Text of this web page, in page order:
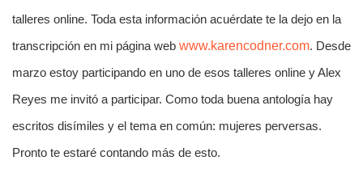
talleres online. Toda esta información acuérdate te la dejo en la
transcripción en mi página web www.karencodner.com. Desde
marzo estoy participando en uno de esos talleres online y Alex
Reyes me invitó a participar. Como toda buena antología hay
escritos disímiles y el tema en común: mujeres perversas.
Pronto te estaré contando más de esto.